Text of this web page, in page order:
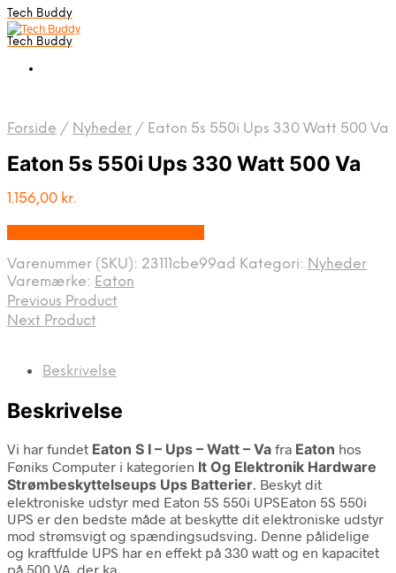
Tech Buddy
Tech Buddy
Forside / Nyheder / Eaton 5s 550i Ups 330 Watt 500 Va
Eaton 5s 550i Ups 330 Watt 500 Va
1.156,00 kr.
Varenummer (SKU): 23111cbe99ad Kategori: Nyheder
Varemærke: Eaton
Previous Product
Next Product
Beskrivelse
Beskrivelse
Vi har fundet Eaton S I – Ups – Watt – Va fra Eaton hos
Føniks Computer i kategorien It Og Elektronik Hardware
Strømbeskyttelseups Ups Batterier. Beskyt dit
elektroniske udstyr med Eaton 5S 550i UPSEaton 5S 550i
UPS er den bedste måde at beskytte dit elektroniske udstyr
mod strømsvigt og spændingsudsving. Denne pålidelige
og kraftfulde UPS har en effekt på 330 watt og en kapacitet
på 500 VA, der ka